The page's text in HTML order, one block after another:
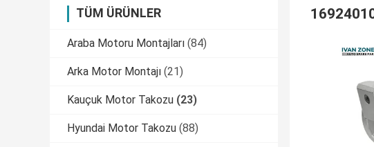
TÜM ÜRÜNLER
Araba Motoru Montajları (84)
Arka Motor Montajı (21)
Kauçuk Motor Takozu (23)
Hyundai Motor Takozu (88)